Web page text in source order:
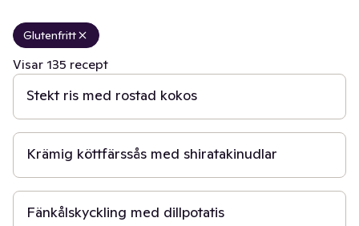
Glutenfritt
Visar 135 recept
30 min
Stekt ris med rostad kokos
20 min
Krämig köttfärssås med shiratakinudlar
30 min
Fänkålskyckling med dillpotatis